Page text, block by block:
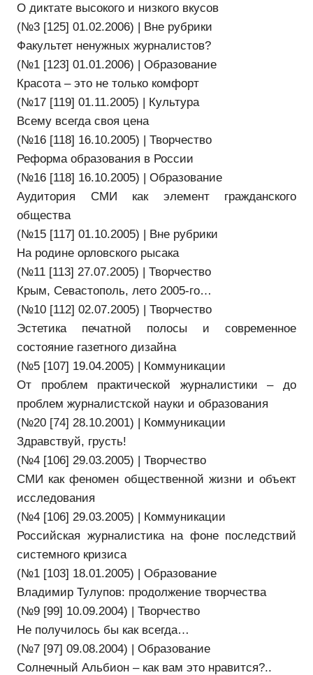
О диктате высокого и низкого вкусов
(№3 [125] 01.02.2006) | Вне рубрики
Факультет ненужных журналистов?
(№1 [123] 01.01.2006) | Образование
Красота – это не только комфорт
(№17 [119] 01.11.2005) | Культура
Всему всегда своя цена
(№16 [118] 16.10.2005) | Творчество
Реформа образования в России
(№16 [118] 16.10.2005) | Образование
Аудитория СМИ как элемент гражданского
общества
(№15 [117] 01.10.2005) | Вне рубрики
На родине орловского рысака
(№11 [113] 27.07.2005) | Творчество
Крым, Севастополь, лето 2005-го…
(№10 [112] 02.07.2005) | Творчество
Эстетика печатной полосы и современное
состояние газетного дизайна
(№5 [107] 19.04.2005) | Коммуникации
От проблем практической журналистики – до
проблем журналистской науки и образования
(№20 [74] 28.10.2001) | Коммуникации
Здравствуй, грусть!
(№4 [106] 29.03.2005) | Творчество
СМИ как феномен общественной жизни и объект
исследования
(№4 [106] 29.03.2005) | Коммуникации
Российская журналистика на фоне последствий
системного кризиса
(№1 [103] 18.01.2005) | Образование
Владимир Тулупов: продолжение творчества
(№9 [99] 10.09.2004) | Творчество
Не получилось бы как всегда…
(№7 [97] 09.08.2004) | Образование
Солнечный Альбион – как вам это нравится?..